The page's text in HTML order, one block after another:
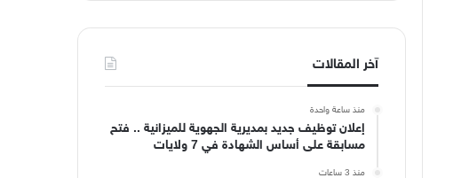
آخر المقالات
منذ ساعة واحدة
إعلان توظيف جديد بمديرية الجهوية للميزانية .. فتح
مسابقة على أساس الشهادة في 7 ولايات
منذ 3 ساعات